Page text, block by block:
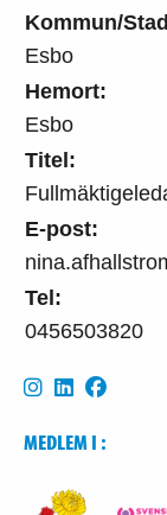
Kommun/
Esbo
Hemort:
Esbo
Titel:
E-post:
Tel:
0456503820
MEDLEM I :